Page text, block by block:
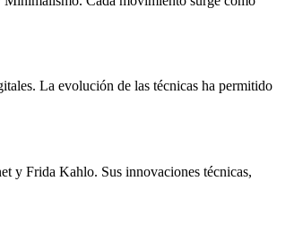
La evolución de las técnicas ha permitido
y Frida Kahlo. Sus innovaciones técnicas,